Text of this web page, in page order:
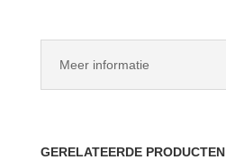
Meer informatie
GERELATEERDE PRODUCTEN